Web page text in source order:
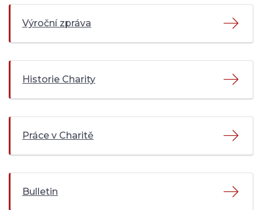
Výroční zpráva
Historie Charity
Práce v Charitě
Bulletin